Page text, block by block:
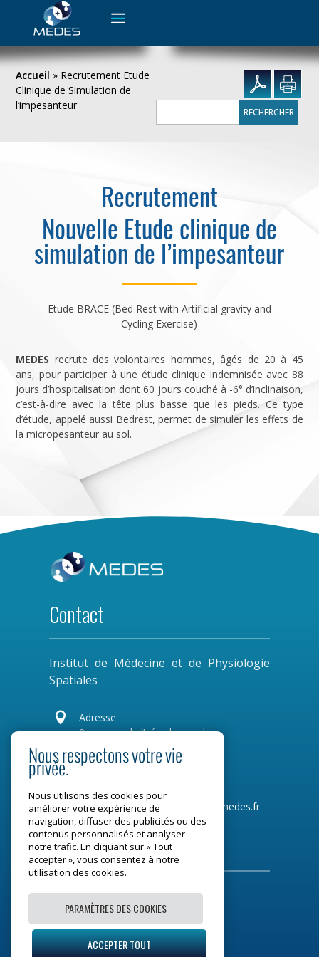
Rechercher :
Accueil » Recrutement Etude
Clinique de Simulation de
l’impesanteur
Recrutement
Nouvelle Etude clinique de
simulation de l’impesanteur
Etude BRACE (Bed Rest with Artificial gravity and
Cycling Exercise)
MEDES recrute des volontaires hommes, âgés de 20 à 45
ans, pour participer à une étude clinique indemnisée avec 88
jours d’hospitalisation dont 60 jours couché à -6° d’inclinaison,
c’est-à-dire avec la tête plus basse que les pieds. Ce type
d’étude, appelé aussi Bedrest, permet de simuler les effets de
la micropesanteur au sol.
Contact
Institut de Médecine et de Physiologie
Spatiales

Adresse
2, avenue de l’aérodrome de
Montaudran
CS 77720
Tel :05 34 31 96 00Mail : contact@medes.fr
Restons connectés
Mentions légales
Nous respectons votre vie
privée.
Nous utilisons des cookies pour
améliorer votre expérience de
navigation, diffuser des publicités ou des
contenus personnalisés et analyser
notre trafic. En cliquant sur « Tout
accepter », vous consentez à notre
utilisation des cookies.
PARAMÈTRES DES COOKIES
ACCEPTER TOUT